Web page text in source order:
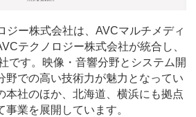
ジー株式会社は、AVCマルチメディ
テクノロジー株式会社が統合し、
です。映像・音響分野とシステム開
野での高い技術力が魅力となってい
本社のほか、北海道、横浜にも拠点
業を展開しています。